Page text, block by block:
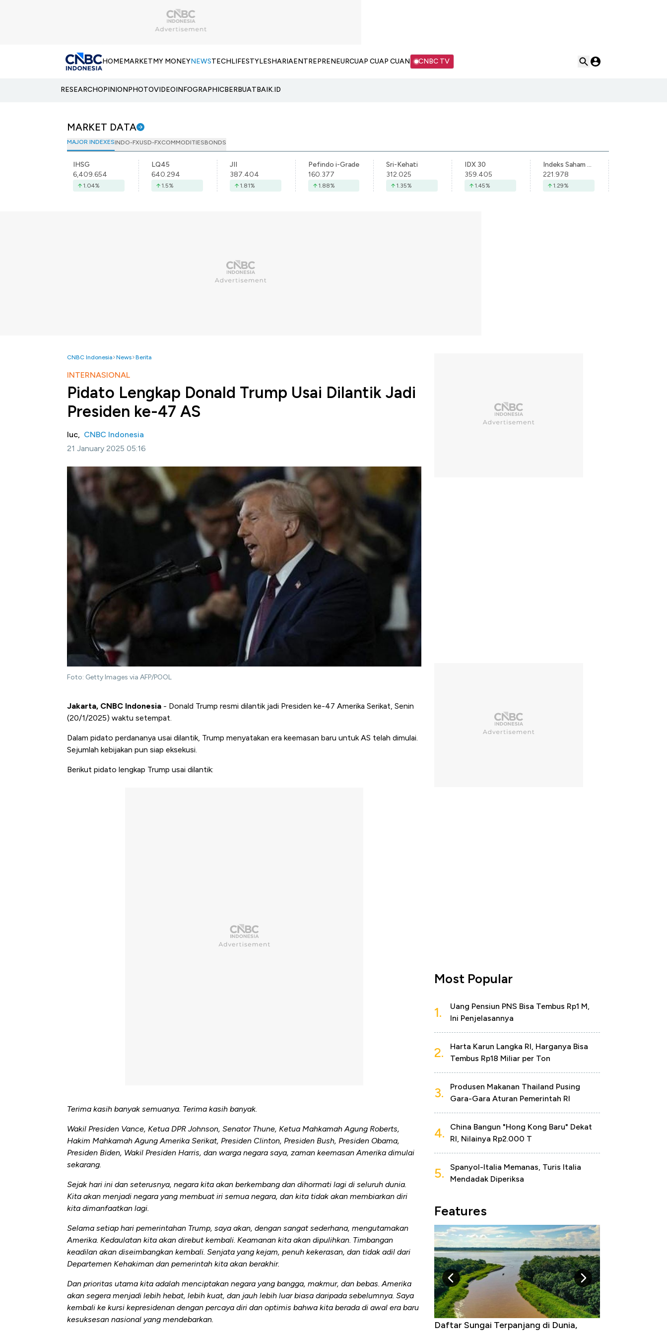
HOMEMARKETMY MONEYNEWSTECHLIFESTYLESHARIAENTREPRENEURCUAP CUAP CUAN CNBC TV
RESEARCHOPINIONPHOTOVIDEOINFOGRAPHICBERBUATBAIK.ID
MARKET DATA
MAJOR INDEXESINDO-FXUSD-FXCOMMODITIESBONDS
IHSG
6,409.654
1.04%
LQ45
640.294
1.5%
JII
387.404
1.81%
Pefindo i-Grade
160.377
1.88%
Sri-Kehati
312.025
1.35%
IDX 30
359.405
1.45%
Indeks Saham Syariah Indonesia
221.978
1.29%
CNBC Indonesia News Berita
INTERNASIONAL
Pidato Lengkap Donald Trump Usai Dilantik Jadi
Presiden ke-47 AS
luc, CNBC Indonesia
21 January 2025 05:16
Foto: Getty Images via AFP/POOL
Jakarta, CNBC Indonesia - Donald Trump resmi dilantik jadi Presiden ke-47 Amerika Serikat, Senin
(20/1/2025) waktu setempat.
Dalam pidato perdananya usai dilantik, Trump menyatakan era keemasan baru untuk AS telah dimulai.
Sejumlah kebijakan pun siap eksekusi.
Berikut pidato lengkap Trump usai dilantik:
Terima kasih banyak semuanya. Terima kasih banyak.
Wakil Presiden Vance, Ketua DPR Johnson, Senator Thune, Ketua Mahkamah Agung Roberts,
Hakim Mahkamah Agung Amerika Serikat, Presiden Clinton, Presiden Bush, Presiden Obama,
Presiden Biden, Wakil Presiden Harris, dan warga negara saya, zaman keemasan Amerika dimulai
sekarang.
Sejak hari ini dan seterusnya, negara kita akan berkembang dan dihormati lagi di seluruh dunia.
Kita akan menjadi negara yang membuat iri semua negara, dan kita tidak akan membiarkan diri
kita dimanfaatkan lagi.
Selama setiap hari pemerintahan Trump, saya akan, dengan sangat sederhana, mengutamakan
Amerika. Kedaulatan kita akan direbut kembali. Keamanan kita akan dipulihkan. Timbangan
keadilan akan diseimbangkan kembali. Senjata yang kejam, penuh kekerasan, dan tidak adil dari
Departemen Kehakiman dan pemerintah kita akan berakhir.
Dan prioritas utama kita adalah menciptakan negara yang bangga, makmur, dan bebas. Amerika
akan segera menjadi lebih hebat, lebih kuat, dan jauh lebih luar biasa daripada sebelumnya. Saya
kembali ke kursi kepresidenan dengan percaya diri dan optimis bahwa kita berada di awal era baru
kesuksesan nasional yang mendebarkan.
Most Popular
1.
Uang Pensiun PNS Bisa Tembus Rp1 M,
Ini Penjelasannya
2.
Harta Karun Langka RI, Harganya Bisa
Tembus Rp18 Miliar per Ton
3.
Produsen Makanan Thailand Pusing
Gara-Gara Aturan Pemerintah RI
4.
China Bangun "Hong Kong Baru" Dekat
RI, Nilainya Rp2.000 T
5.
Spanyol-Italia Memanas, Turis Italia
Mendadak Diperiksa
Features
Begini Cara Korsel atasi Panas Tanpa AC
Negara yang Warganya Sering